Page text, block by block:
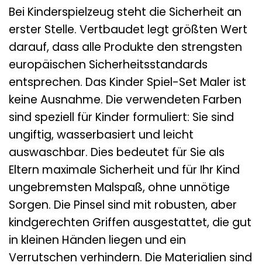
Bei Kinderspielzeug steht die Sicherheit an
erster Stelle. Vertbaudet legt größten Wert
darauf, dass alle Produkte den strengsten
europäischen Sicherheitsstandards
entsprechen. Das Kinder Spiel-Set Maler ist
keine Ausnahme. Die verwendeten Farben
sind speziell für Kinder formuliert: Sie sind
ungiftig, wasserbasiert und leicht
auswaschbar. Dies bedeutet für Sie als
Eltern maximale Sicherheit und für Ihr Kind
ungebremsten Malspaß, ohne unnötige
Sorgen. Die Pinsel sind mit robusten, aber
kindgerechten Griffen ausgestattet, die gut
in kleinen Händen liegen und ein
Verrutschen verhindern. Die Materialien sind